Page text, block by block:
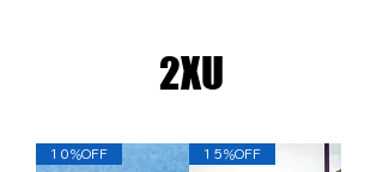
2XU
10％OFF 15％OFF